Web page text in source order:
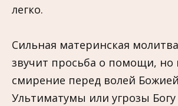
легко.
Сильная материнская
звучит просьба о помощи, но
смирение перед волей
Ультиматумы или угрозы